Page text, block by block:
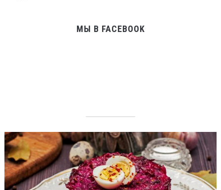
МЫ В FACEBOOK